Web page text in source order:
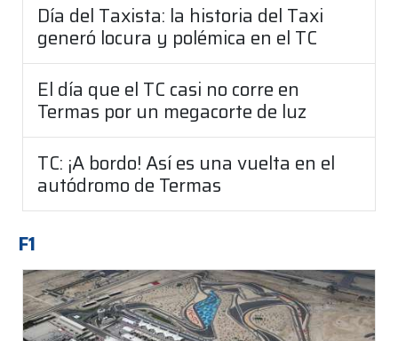
Día del Taxista: la historia del Taxi
generó locura y polémica en el TC
El día que el TC casi no corre en
Termas por un megacorte de luz
TC: ¡A bordo! Así es una vuelta en el
autódromo de Termas
F1